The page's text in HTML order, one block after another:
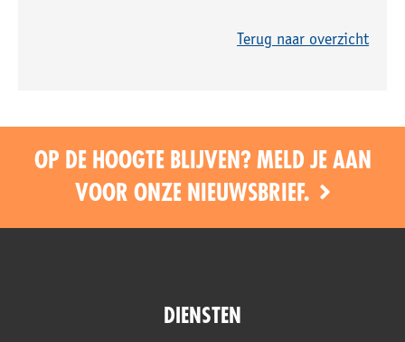
Terug naar overzicht
OP DE HOOGTE BLIJVEN? MELD JE AAN
VOOR ONZE NIEUWSBRIEF.
DIENSTEN